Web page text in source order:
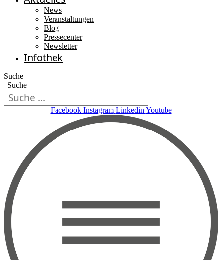
News
Veranstaltungen
Blog
Pressecenter
Newsletter
Infothek
Suche
Suche
Facebook Instagram Linkedin Youtube